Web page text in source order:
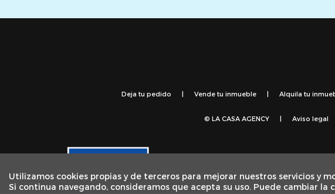
Utilizamos cookies propias y de terceros para mejorar nuestros servicios y
Si continua navegando, consideramos que acepta su uso. Puede cambiar
Deja tu pedido | Vende tu inmueble | Alquila tu
© LA CASA AGENCY | Aviso legal
como parte de la respuesta de la Unión